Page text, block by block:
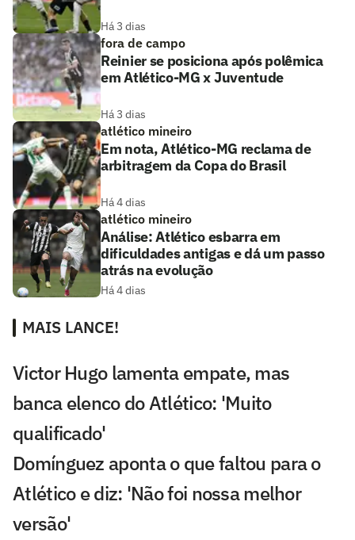
Há 3 dias
fora de campo
Reinier se posiciona após polêmica
em Atlético-MG x Juventude
Há 3 dias
atlético mineiro
Em nota, Atlético-MG reclama de
arbitragem da Copa do Brasil
Há 4 dias
atlético mineiro
Análise: Atlético esbarra em
dificuldades antigas e dá um passo
atrás na evolução
Há 4 dias
MAIS LANCE!
Victor Hugo lamenta empate, mas
banca elenco do Atlético: 'Muito
qualificado'
Domínguez aponta o que faltou para o
Atlético e diz: 'Não foi nossa melhor
versão'